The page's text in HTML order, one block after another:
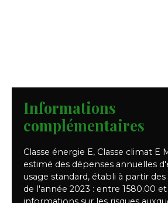
Informations
complémentaires
Classe énergie E, Classe climat
estimé des dépenses annuelles
usage standard, établi à partir
de l'année 2023 : entre 1580.00